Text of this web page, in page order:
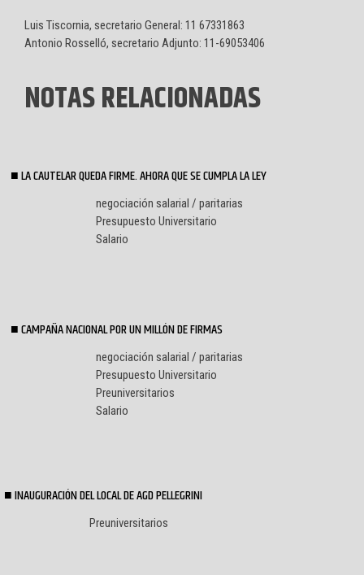
Luis Tiscornia, secretario General: 11 67331863
Antonio Rosselló, secretario Adjunto: 11-69053406
NOTAS RELACIONADAS
LA CAUTELAR QUEDA FIRME. AHORA QUE SE CUMPLA LA LEY
negociación salarial / paritarias
Presupuesto Universitario
Salario
CAMPAÑA NACIONAL POR UN MILLÓN DE FIRMAS
negociación salarial / paritarias
Presupuesto Universitario
Preuniversitarios
Salario
INAUGURACIÓN DEL LOCAL DE AGD PELLEGRINI
Preuniversitarios